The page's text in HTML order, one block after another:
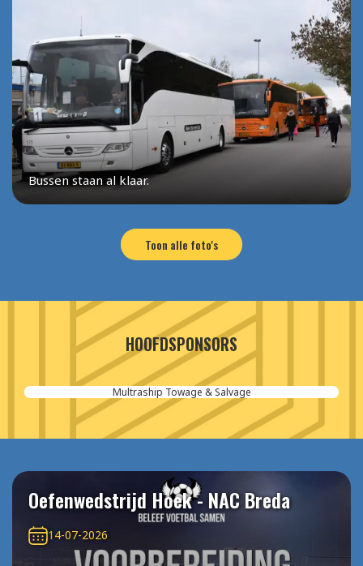
Bussen staan al klaar.
Toon alle foto's
HOOFDSPONSORS
Aannemersbedrijf van der Poel
Oefenwedstrijd Hoek - NAC Breda
14-07-2026